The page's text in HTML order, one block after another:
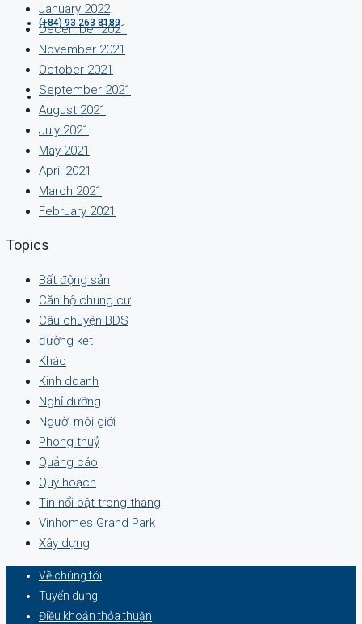
(+84) 93 263 8189
January 2022
December 2021
November 2021
October 2021
September 2021
August 2021
July 2021
May 2021
April 2021
March 2021
February 2021
Topics
Bất động sản
Căn hộ chung cư
Câu chuyện BDS
đường kẹt
Khác
Kinh doanh
Nghỉ dưỡng
Người môi giới
Phong thuỷ
Quảng cáo
Quy hoạch
Tin nổi bật trong tháng
Vinhomes Grand Park
Xây dựng
Về chúng tôi
Tuyển dụng
Điều khoản thỏa thuận